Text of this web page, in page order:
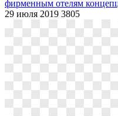
фирменным отелям
29 июля 2019 3805